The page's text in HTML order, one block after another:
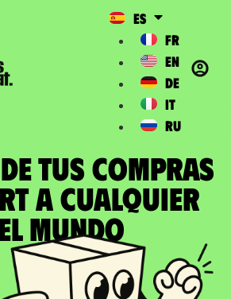
ES
FR
EN
DE
IT
RU
TUS COMPRAS
a cualquier
Mundo